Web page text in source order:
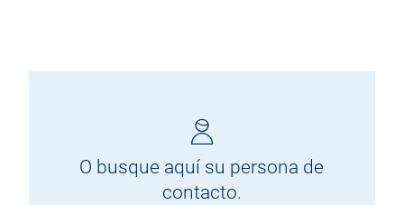
O busque aquí su persona de
contacto.